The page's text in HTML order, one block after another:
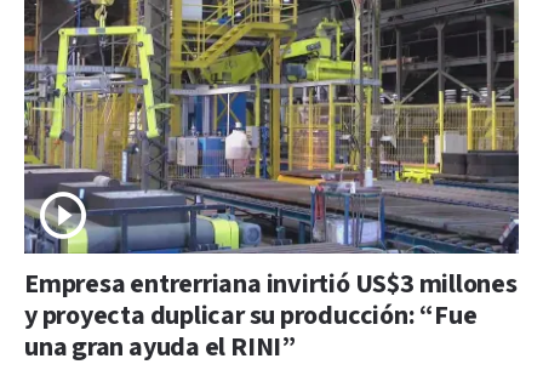
Empresa entrerriana invirtió US$3 millones
y proyecta duplicar su producción: “Fue
una gran ayuda el RINI”